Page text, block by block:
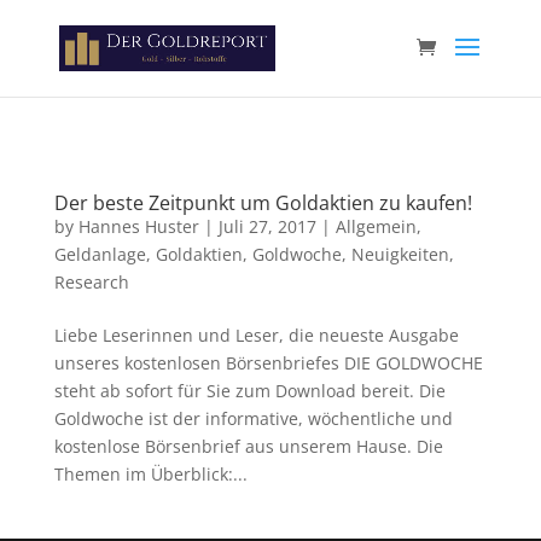
Der beste Zeitpunkt um Goldaktien zu kaufen!
by Hannes Huster| Juli 27, 2017| Allgemein,
Geldanlage, Goldaktien, Goldwoche, Neuigkeiten,
Research
Liebe Leserinnen und Leser, die neueste Ausgabe
unseres kostenlosen Börsenbriefes DIE GOLDWOCHE
steht ab sofort für Sie zum Download bereit. Die
Goldwoche ist der informative, wöchentliche und
kostenlose Börsenbrief aus unserem Hause. Die
Themen im Überblick:...